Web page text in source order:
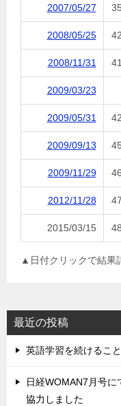
2007/05/27
2008/05/25
2008/11/31
2009/03/23
2009/05/31
2009/09/13
2009/11/29
2012/11/28
2015/03/15
▲日付クリックで結果
最近の投稿
英語学習を続けるこ
日経WOMAN7月号
協力しました